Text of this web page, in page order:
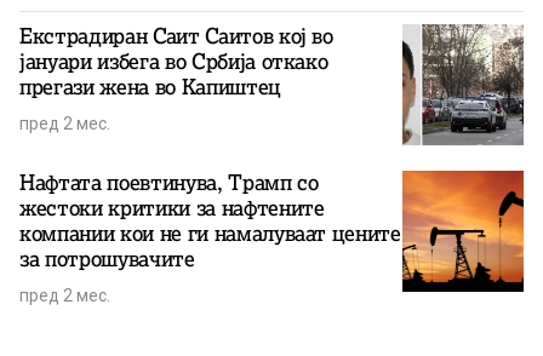
Екстрадиран Саит Саитов кој во
јануари избега во Србија откако
прегази жена во Капиштец
пред 2 мес.
Нафтата поевтинува, Трамп со
жестоки критики за нафтените
компании кои не ги намалуваат цените
за потрошувачите
пред 2 мес.